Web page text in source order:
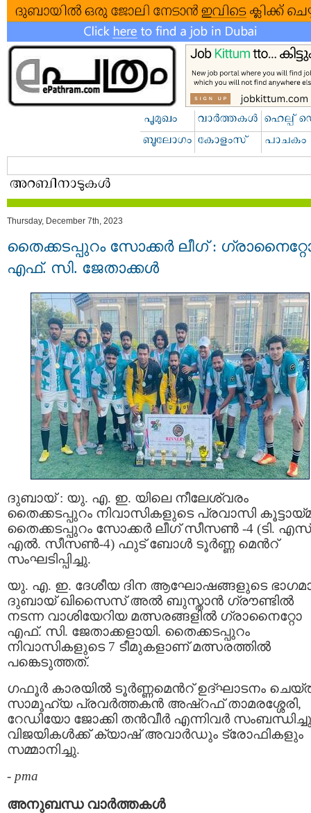
Thursday, December 7th, 2023
തൈക്കടപ്പുറം സോക്കർ ലീഗ് :
എഫ്‌. സി. ജേതാക്കൾ
ദുബായ് : യു. എ. ഇ. യിലെ നീലേശ്വരം
തൈക്കടപ്പുറം നിവാസികളുടെ പ്രവാസി
തൈക്കടപ്പുറം സോക്കർ ലീഗ് സീസൺ -4 (ടി.
എൽ. സീസൺ-4) ഫുട് ബോൾ ടൂർണ്ണ മെൻറ്‌
സംഘടിപ്പിച്ചു.
യു. എ. ഇ. ദേശീയ ദിന ആഘോഷങ്ങളുടെ
ദുബായ് ഖിസൈസ് അൽ ബുസ്താൻ ഗ്രൗണ്ടിൽ
നടന്ന വാശിയേറിയ മത്സരങ്ങളിൽ ഗ്രാനൈറ്റോ
എഫ്‌. സി. ജേതാക്കളായി. തൈക്കടപ്പുറം
നിവാസികളുടെ 7 ടീമുകളാണ് മത്സരത്തിൽ
പങ്കെടുത്തത്.
ഗഫൂർ കാരയിൽ ടൂർണ്ണമെൻറ്‌ ഉദ്ഘാടനം
സാമൂഹ്യ പ്രവർത്തകൻ അഷ്‌റഫ് താമരശ്ശേരി,
റേഡിയോ ജോക്കി തൻവീർ എന്നിവർ
വിജയികൾക്ക് ക്യാഷ് അവാർഡും ട്രോഫികളും
സമ്മാനിച്ചു.
- pma
അനുബന്ധ വാര്‍ത്തകള്‍